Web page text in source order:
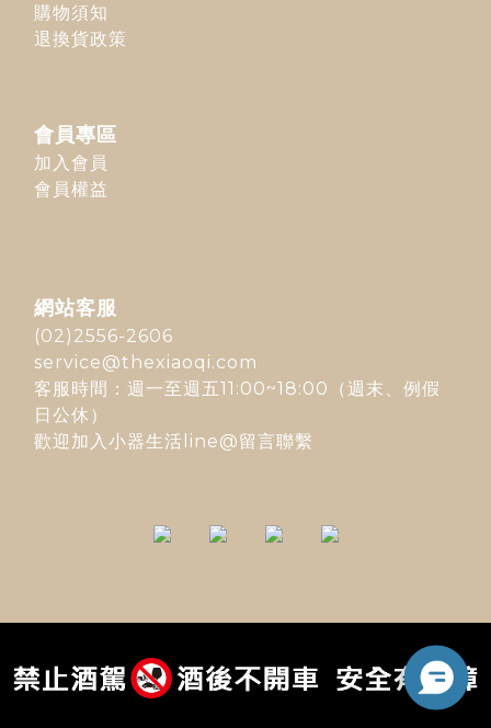
購物須知
退換貨政策
會員專區
加入會員
會員權益
網站客服
(02)2556-2606
service@thexiaoqi.com
客服時間：週一至週五11:00~18:00（週末、例假
日公休）
歡迎加入 小器生活line@留言聯繫